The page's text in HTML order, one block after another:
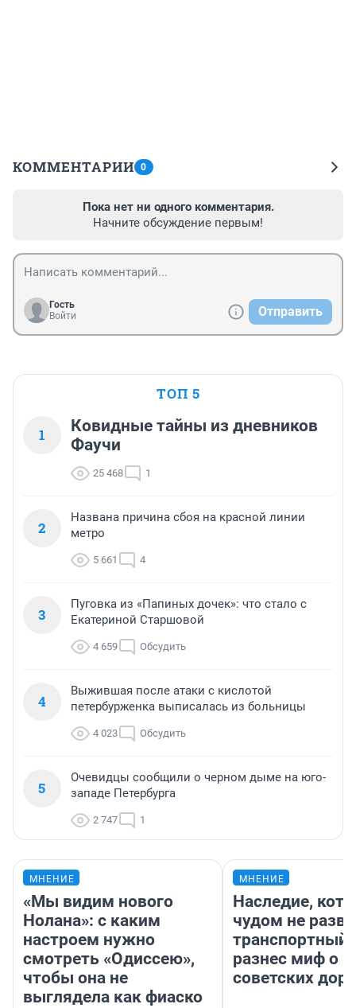
КОММЕНТАРИИ 0
Пока нет ни одного комментария.
Начните обсуждение первым!
Гость
Войти
Отправить
ТОП 5
1
Ковидные тайны из дневников
Фаучи
25 468 1
2
Названа причина сбоя на красной линии
метро
5 661 4
3
Пуговка из «Папиных дочек»: что стало с
Екатериной Старшовой
4 659 Обсудить
4
Выжившая после атаки с кислотой
петербурженка выписалась из больницы
4 023 Обсудить
5
Очевидцы сообщили о черном дыме на юго-
западе Петербурга
2 747 1
МНЕНИЕ
«Мы видим нового
Нолана»: с каким
настроем нужно
смотреть «Одиссею»,
чтобы она не
выглядела как фиаско
МНЕНИЕ
Наследие,
чудом не
транспортный
разнес миф о
советских